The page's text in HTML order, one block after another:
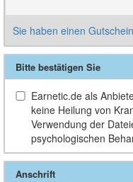
Sie haben einen
Bitte bestätigen Sie
Earnetic.de als
keine Heilung von
Verwendung der
psychologischen
Anschrift